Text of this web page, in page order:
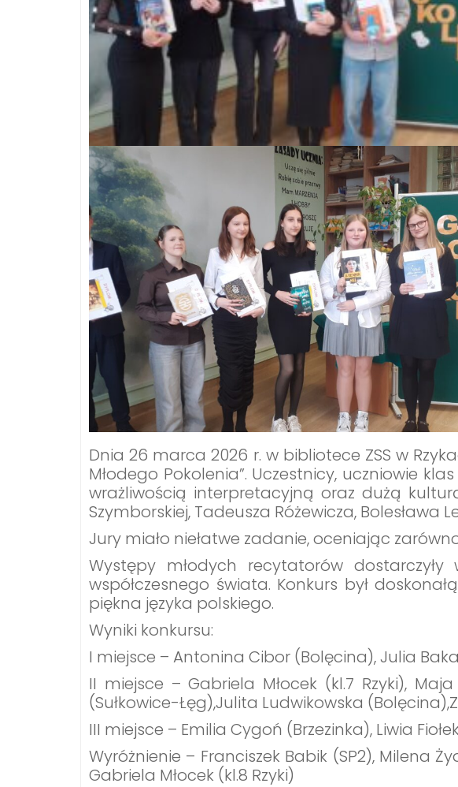
Dnia 26 marca 2026 r. w bibliotece ZSS w
Młodego Pokolenia”. Uczestnicy, uczniowie
wrażliwością interpretacyjną oraz dużą
Szymborskiej, Tadeusza Różewicza,
Jury miało niełatwe zadanie, oceniając
Występy młodych recytatorów
współczesnego świata. Konkurs był
piękna języka polskiego.
Wyniki konkursu:
I miejsce – Antonina Cibor (Bolęcina), Julia
II miejsce – Gabriela Młocek (kl.7 Rzyki),
(Sułkowice-Łęg),Julita Ludwikowska
III miejsce – Emilia Cygoń (Brzezinka), Liwia
Wyróżnienie – Franciszek Babik (SP2), Milena
Gabriela Młocek (kl.8 Rzyki)